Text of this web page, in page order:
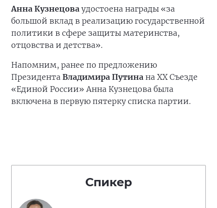
Анна Кузнецова удостоена награды «за
большой вклад в реализацию государственной
политики в сфере защиты материнства,
отцовства и детства».
Напомним, ранее по предложению
Президента Владимира Путина на XX Съезде
«Единой России» Анна Кузнецова была
включена в первую пятерку списка партии.
Спикер